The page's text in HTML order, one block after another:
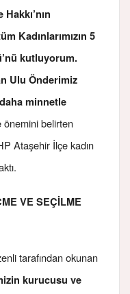
Kadınlarımızın 5
kutluyorum.
Ulu Önderimiz
minnetle
önemini belirten
Ataşehir İlçe kadın
VE SEÇİLME
tarafından okunan
kurucusu ve